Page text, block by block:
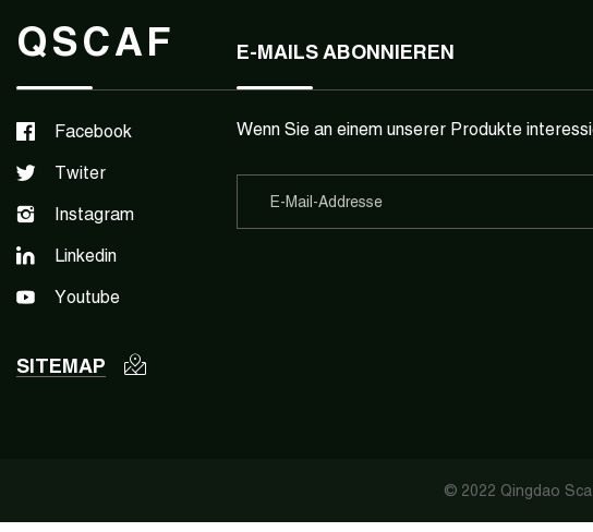
QSCAF
Facebook
Twiter
Instagram
Linkedin
Youtube
SITEMAP
E-MAILS ABONNIEREN
Wenn Sie an einem unserer Produkte
© 2022 Qingdao